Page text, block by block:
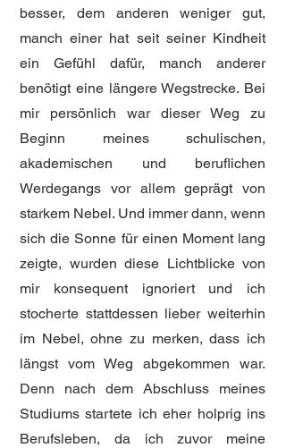
besser, dem anderen weniger gut,
manch einer hat seit seiner Kindheit
ein Gefühl dafür, manch anderer
benötigt eine längere Wegstrecke. Bei
mir persönlich war dieser Weg zu
Beginn meines schulischen,
akademischen und beruflichen
Werdegangs vor allem geprägt von
starkem Nebel. Und immer dann, wenn
sich die Sonne für einen Moment lang
zeigte, wurden diese Lichtblicke von
mir konsequent ignoriert und ich
stocherte stattdessen lieber weiterhin
im Nebel, ohne zu merken, dass ich
längst vom Weg abgekommen war.
Denn nach dem Abschluss meines
Studiums startete ich eher holprig ins
Berufsleben, da ich zuvor meine